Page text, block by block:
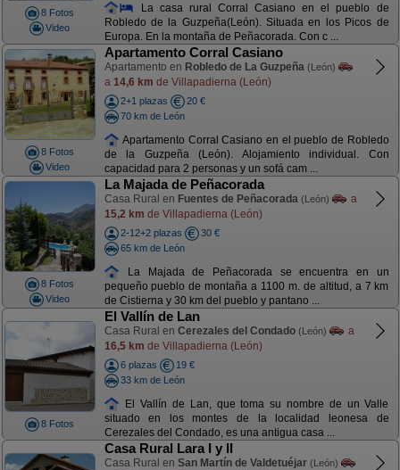
8 Fotos
Video
La casa rural Corral Casiano en el pueblo de
Robledo de la Guzpeña(León). Situada en los Picos de
Europa. En la montaña de Peñacorada. Con c ...
8 Fotos
Video
Apartamento Corral Casiano
Apartamento en Robledo de La Guzpeña (León)
a 14,6 km de Villapadierna (León)
2+1 plazas
20 €
70 km de León
Apartamento Corral Casiano en el pueblo de Robledo
de la Guzpeña (León). Alojamiento individual. Con
capacidad para 2 personas y un sofá cam ...
8 Fotos
Video
La Majada de Peñacorada
Casa Rural en Fuentes de Peñacorada (León)
a
15,2 km de Villapadierna (León)
2-12+2 plazas
30 €
65 km de León
La Majada de Peñacorada se encuentra en un
pequeño pueblo de montaña a 1100 m. de altitud, a 7 km
de Cistierna y 30 km del pueblo y pantano ...
8 Fotos
El Vallín de Lan
Casa Rural en Cerezales del Condado (León)
a
16,5 km de Villapadierna (León)
6 plazas
19 €
33 km de León
El Vallín de Lan, que toma su nombre de un Valle
situado en los montes de la localidad leonesa de
Cerezales del Condado, es una antigua casa ...
Casa Rural Lara I y II
Casa Rural en San Martín de Valdetuéjar (León)